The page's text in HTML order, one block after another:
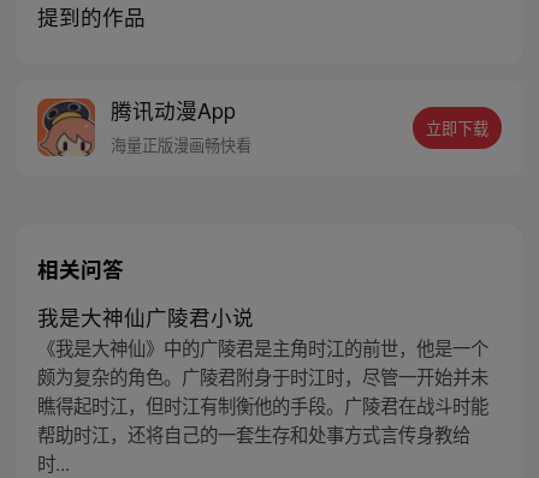
提到的作品
腾讯动漫App
海量正版漫画畅快看
立即下载
相关问答
我是大神仙广陵君小说
《我是大神仙》中的广陵君是主角时江的前世，他是一个
颇为复杂的角色。广陵君附身于时江时，尽管一开始并未
瞧得起时江，但时江有制衡他的手段。广陵君在战斗时能
帮助时江，还将自己的一套生存和处事方式言传身教给
时...